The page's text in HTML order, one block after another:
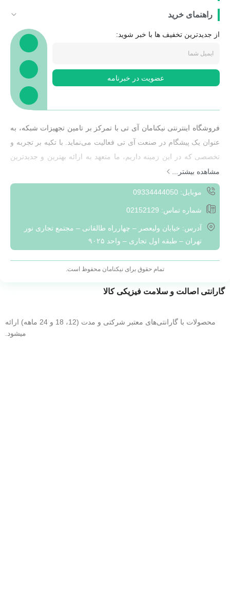
راهنمای خرید
از جدیدترین تخفیف ها با خبر شوید:
عضویت در خبرنامه
فروشگاه اینترنتی نیکنامان آی تی با تمرکز بر تامین تجهیزات شبکه، به
عنوان یک پیشگام در صنعت آی تی فعالیت می‌نماید. با تکیه بر تجربه و
تخصصی که در این زمینه داریم، ما متعهد به ارائه بهترین و جدیدترین
تجهیزات شبکه به مشتریان خود هستیم.هدف ما ارائه راهکارهایی
هوشمند و کارآمد به مشتریان است که به آن‌ها کمک کند تا بتوانند به
ارزش‌های مشتری و پیگیری مداوم نیازهای بازار، ما به مشتریان خود
راهکارهایی سفارشی و منحصر به فرد ارائه می‌دهیم تا بتوانند با
چالش‌های فعلی و آینده در حوزه تکنولوژی ارتباطات مقابله نمایند.
با افتخار می‌گوییم که به عنوان یکی از ارائه‌دهندگان برتر تجهیزات
مشاهده بیشتر...
موبایل: 09334444050
شماره تماس: 02152129
آدرس: خیابان ولیعصر – چهارراه طالقانی – مجتمع تجاری نور
تهران – طبقه اول تجاری – واحد ۹۰۲۵
تمام حقوق برای نیکنامان محفوظ است.
گارانتی اصالت و سلامت فیزیکی کالا
محصولات با گارانتی‌های معتبر شرکتی و مدت (12، 18 و 24 ماهه) ارائه
میشود.